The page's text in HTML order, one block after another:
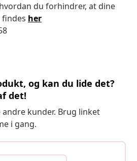
du forhindrer, at dine
her
og kan du lide det?
det!
kunder. Brug linket
i gang.